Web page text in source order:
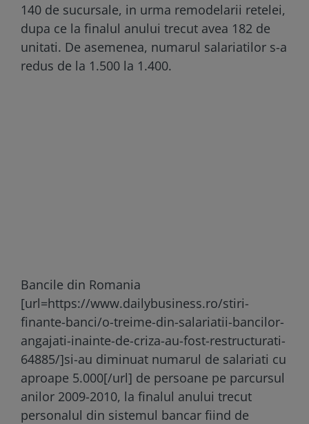
140 de sucursale, in urma remodelarii retelei,
dupa ce la finalul anului trecut avea 182 de
unitati. De asemenea, numarul salariatilor s-a
redus de la 1.500 la 1.400.
Bancile din Romania
[url=https://www.dailybusiness.ro/stiri-
finante-banci/o-treime-din-salariatii-bancilor-
angajati-inainte-de-criza-au-fost-restructurati-
64885/]si-au diminuat numarul de salariati cu
aproape 5.000[/url] de persoane pe parcursul
anilor 2009-2010, la finalul anului trecut
personalul din sistemul bancar fiind de